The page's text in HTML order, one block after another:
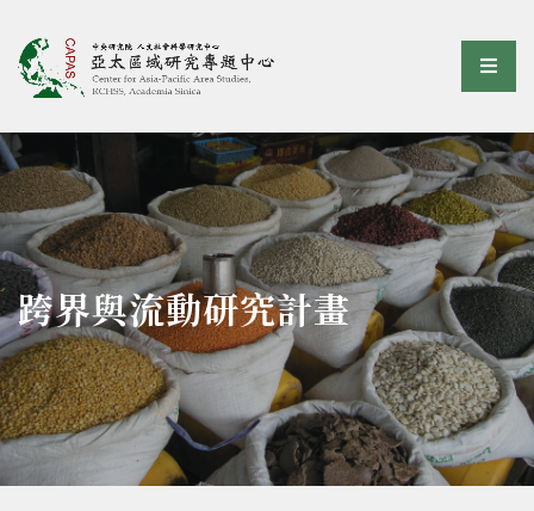
亞太區域研究專題中心選
:::
跨界與流動研究計畫